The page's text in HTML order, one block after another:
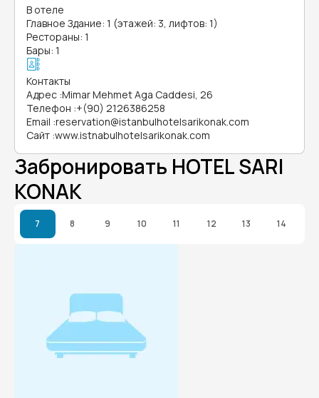
В отеле
Главное Здание: 1 (этажей: 3, лифтов: 1)
Рестораны: 1
Бары: 1
Контакты
Адрес :Mimar Mehmet Aga Caddesi, 26
Телефон :+(90) 2126386258
Email :reservation@istanbulhotelsarikonak.com
Сайт :www.istnabulhotelsarikonak.com
Забронировать HOTEL SARI
KONAK
7 8 9 10 11 12 13 14